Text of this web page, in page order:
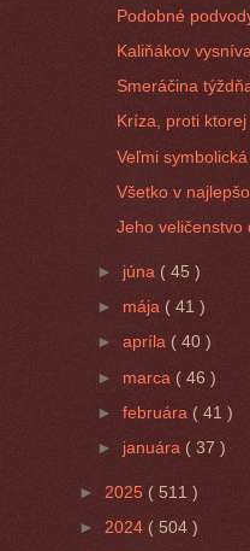
Podobné
Kaliňákov
Smeráčina
Kríza, proti
Veľmi
Všetko v
Jeho veličenstvo
► júna ( 45 )
► mája( 41 )
►apríla( 40 )
► marca ( 46 )
►februára ( 41 )
► januára ( 37 )
► 2025 ( 511 )
► 2024 ( 504 )